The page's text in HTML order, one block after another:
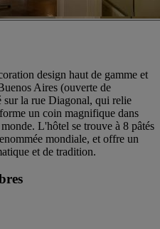
design haut de gamme et
Aires (ouverte de
sur la rue Diagonal, qui relie
un coin magnifique dans
L'hôtel se trouve à 8 pâtés
mondiale, et offre un
et de tradition.